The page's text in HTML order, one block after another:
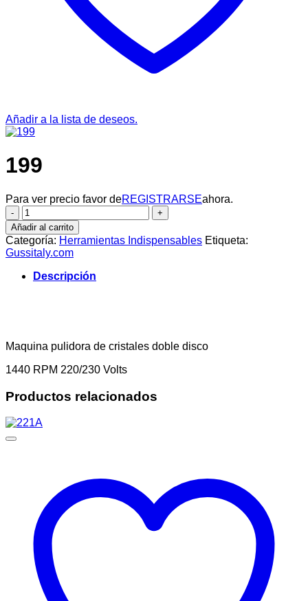
Añadir a la lista de deseos.
199
Para ver precio favor deREGISTRARSEahora.
199
cantidad
Añadir al carrito
Categoría: Herramientas Indispensables Etiqueta:
Gussitaly.com
Descripción
Maquina pulidora de cristales doble disco
1440 RPM 220/230 Volts
Productos relacionados